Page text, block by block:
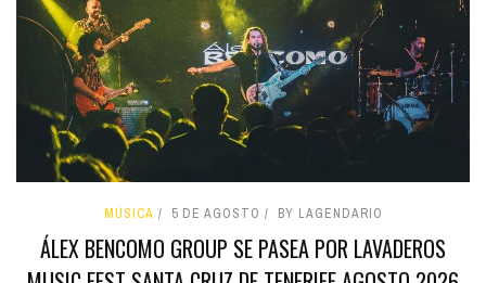
MÚSICA 5 DE AGOSTO BY LAGENDARIO
ÁLEX BENCOMO GROUP SE PASEA POR LAVADEROS